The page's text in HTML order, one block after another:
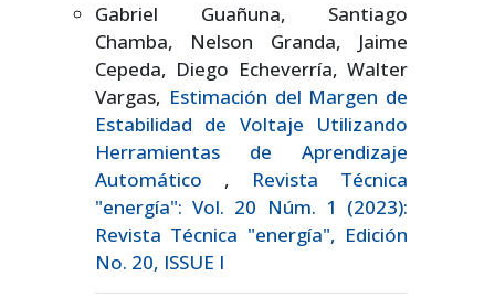
Gabriel Guañuna, Santiago
Chamba, Nelson Granda, Jaime
Cepeda, Diego Echeverría, Walter
Vargas, Estimación del Margen de
Estabilidad de Voltaje Utilizando
Herramientas de Aprendizaje
Automático , Revista Técnica
"energía": Vol. 20 Núm. 1 (2023):
Revista Técnica "energía", Edición
No. 20, ISSUE I